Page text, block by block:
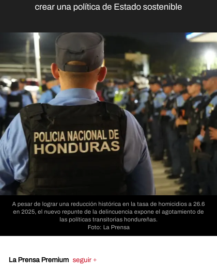
crear una política de Estado sostenible
A pesar de lograr una reducción histórica en la tasa de homicidios a 26.6
en 2025, el nuevo repunte de la delincuencia expone el agotamiento de
las políticas transitorias hondureñas.
Foto: La Prensa
La Prensa Premium seguir +